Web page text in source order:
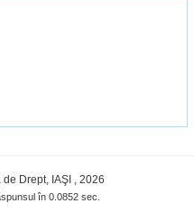
Drept, IAŞI , 2026
în 0.0852 sec.